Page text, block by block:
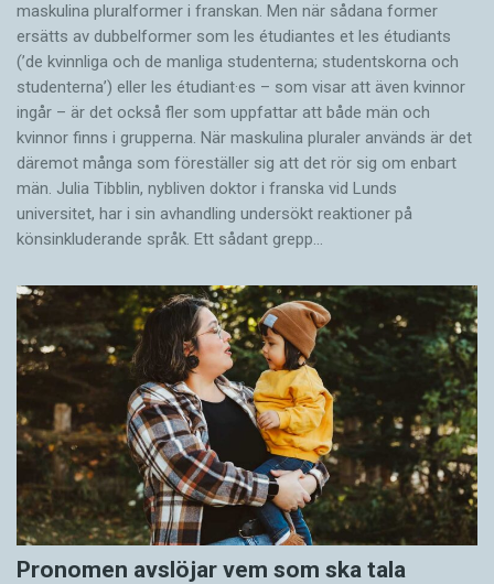
maskulina pluralformer i franskan. Men när sådana ­former
ersätts av dubbel­former som les étudiantes et les étudiants
(’de kvinnliga och de manliga studenterna; studentskorna och
studenterna’) eller les étudiant·es – som visar att även kvinnor
ingår – är det också fler som uppfattar att både män och
kvinnor finns i grupperna. När maskulina pluraler används är det
där­emot många som föreställer sig att det rör sig om enbart
män. Julia Tibblin, nybliven doktor i franska vid Lunds
universitet, har i sin avhandling undersökt reaktioner på
könsinkluderande språk. Ett sådant grepp…
Pronomen avslöjar vem som ska tala